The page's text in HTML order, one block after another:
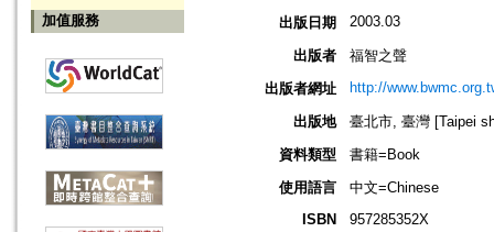
加值服務
出版日期
2003.03
出版者
福智之聲
出版者網址
http://
出版地
臺北市, 臺灣 [Taipei
資料類型
書籍=Book
使用語言
中文=Chinese
ISBN
957285352X